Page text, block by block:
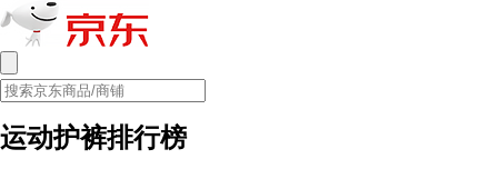
运动护裤排行榜